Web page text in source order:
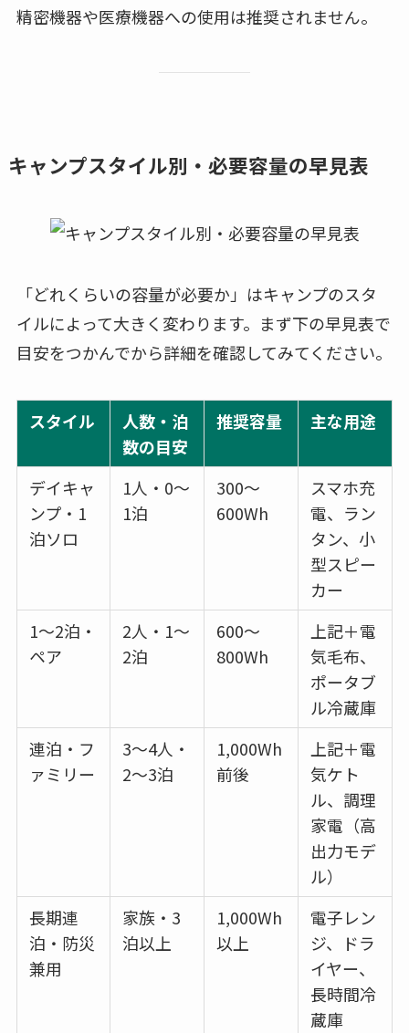
精密機器や医療機器への使用は推奨されません。
キャンプスタイル別・必要容量の早見表
「どれくらいの容量が必要か」はキャンプのスタ
イルによって大きく変わります。まず下の早見表で
目安をつかんでから詳細を確認してみてください。
スタイル
人数・泊
数の目安
推奨容量 主な用途
デイキャ
ンプ・1
泊ソロ
1人・0〜
1泊
300〜
600Wh
スマホ充
電、ラン
タン、小
型スピー
カー
1〜2泊・
ペア
2人・1〜
2泊
600〜
800Wh
上記＋電
気毛布、
ポータブ
ル冷蔵庫
連泊・フ
ァミリー
3〜4人・
2〜3泊
1,000Wh
前後
上記＋電
気ケト
ル、調理
家電（高
出力モデ
ル）
長期連
泊・防災
兼用
家族・3
泊以上
1,000Wh
以上
電子レン
ジ、ドラ
イヤー、
長時間冷
蔵庫